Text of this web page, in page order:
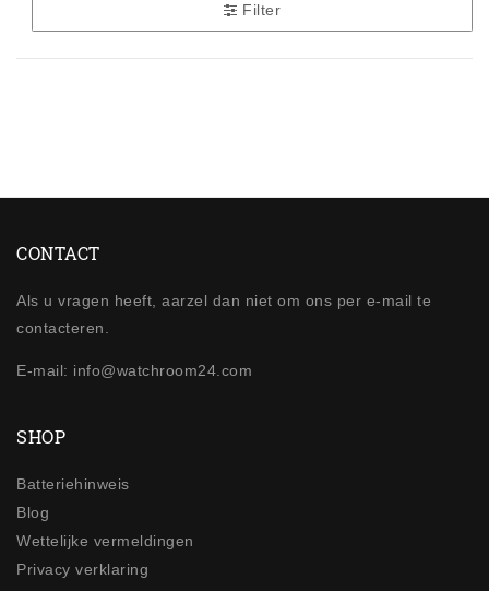
Filter
CONTACT
Als u vragen heeft, aarzel dan niet om ons per e-mail te
contacteren.
E-mail: info@watchroom24.com
SHOP
Batteriehinweis
Blog
Wettelijke vermeldingen
Privacy verklaring